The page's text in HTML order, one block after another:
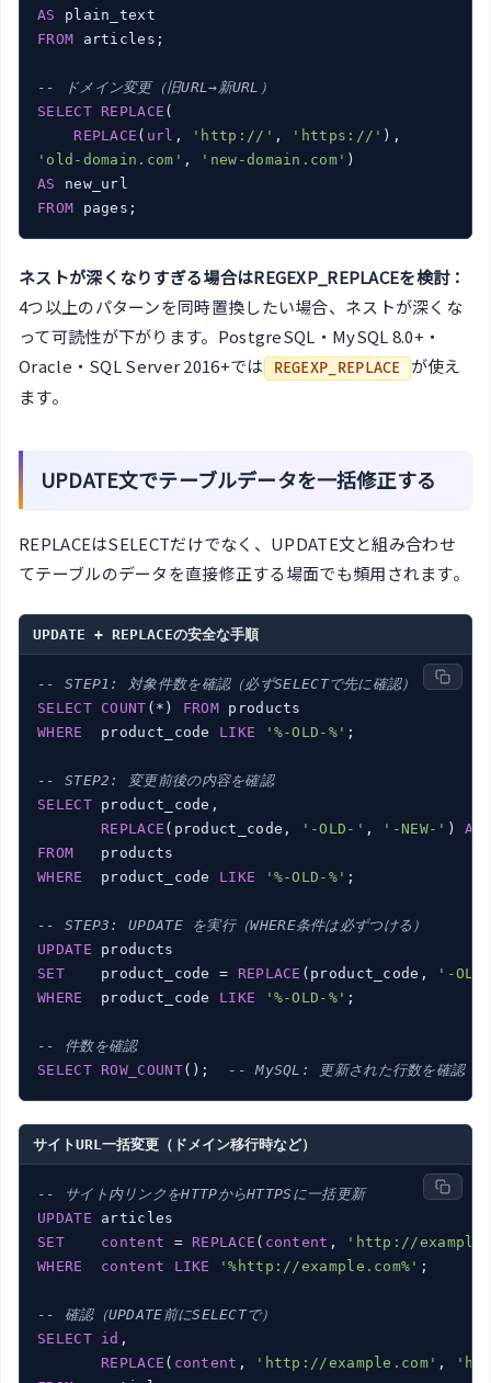
AS
FROM articles;
-- ドメイン変更（旧URL→新URL）
SELECT
REPLACE (
REPLACE ( url , 'http://' , 'https://'
'old-domain.com' , 'new-domain.com'
AS
FROM
ネストが深くなりすぎる場合はREGEXP_REPLACEを検討：
4つ以上のパターンを同時置換したい場合、ネストが深くな
って可読性が下がります。PostgreSQL・MySQL 8.0+・
Oracle・SQL Server 2016+では
REGEXP_REPLACE
が使え
ます。
UPDATE文でテーブルデータを一括修正する
REPLACEはSELECTだけでなく、UPDATE文と組み合わせ
てテーブルのデータを直接修正する場面でも頻用されます。
UPDATE + REPLACEの安全な手順
-- STEP1: 対象件数を確認（必ずSELECTで先に確認）
SELECT
COUNT (*) FROM
WHERE
  product_code
LIKE '%-OLD-%' ;
-- STEP2: 変更前後の内容を確認
SELECT product_code,
REPLACE (product_code, '-OLD-' , '-NEW-' ) AS
FROM
WHERE
  product_code
LIKE '%-OLD-%' ;
-- STEP3: UPDATE を実行（WHERE条件は必ずつける）
UPDATE
SET
    product_code =
REPLACE (product_code,
'-
WHERE
  product_code
LIKE '%-OLD-%' ;
-- 件数を確認
SELECT
ROW_COUNT(); -- MySQL: 更新された行数を確認
サイトURL一括変更（ドメイン移行時など）
-- サイト内リンクをHTTPからHTTPSに一括更新
UPDATE
SET
content = REPLACE ( content ,
'http://
WHERE
content LIKE '%http://example.com%' ;
-- 確認（UPDATE前にSELECTで）
SELECT
id ,
REPLACE ( content , 'http://example.com' ,